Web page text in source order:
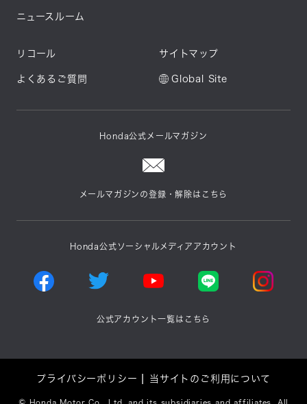
ニュースルーム
リコール
よくあるご質問
サイトマップ
Global Site
Honda公式メールマガジン
メールマガジンの登録・解除はこちら
Honda公式ソーシャルメディアアカウント
公式アカウント一覧はこちら
プライバシーポリシー 当サイトのご利用について
Honda Motor Co., Ltd. and its subsidiaries and affiliates. All